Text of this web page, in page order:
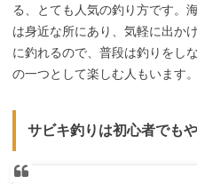
る、とても人気の釣り方です。
は身近な所にあり、気軽に出か
に釣れるので、普段は釣りをし
の一つとして楽しむ人もいます。
サビキ釣りは初心者でも